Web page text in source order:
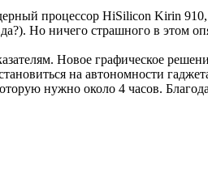
процессор HiSilicon Kirin
Но ничего страшного в этом
Новое графическое
на автономности
нужно около 4 часов.